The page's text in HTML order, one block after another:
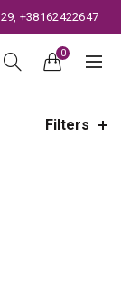
, +38162422647
0
Filters